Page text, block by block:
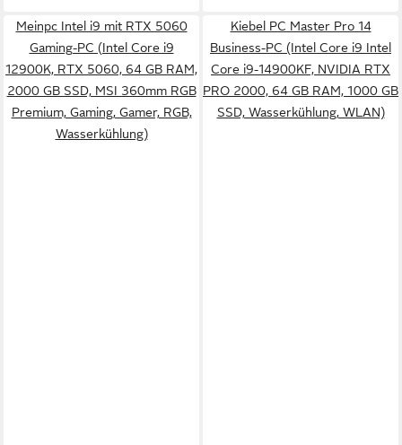
Meinpc Intel i9 mit RTX 5060
Gaming-PC (Intel Core i9
12900K, RTX 5060, 64 GB RAM,
2000 GB SSD, MSI 360mm RGB
Premium, Gaming, Gamer, RGB,
Wasserkühlung)
Kiebel PC Master Pro 14
Business-PC (Intel Core i9 Intel
Core i9-14900KF, NVIDIA RTX
PRO 2000, 64 GB RAM, 1000 GB
SSD, Wasserkühlung, WLAN)